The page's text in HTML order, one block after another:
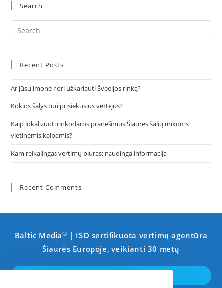
Search
Recent Posts
Ar jūsų įmonė nori užkariauti Švedijos rinką?
Kokios šalys turi prisiekusius vertėjus?
Kaip lokalizuoti rinkodaros pranešimus Šiaurės šalių rinkoms
vietinėmis kalbomis?
Kam reikalingas vertimų biuras: naudinga informacija
Recent Comments
Baltic Media® | ISO sertifikuota vertimų agentūra
Šiaurės Europoje, veikianti 30 metų